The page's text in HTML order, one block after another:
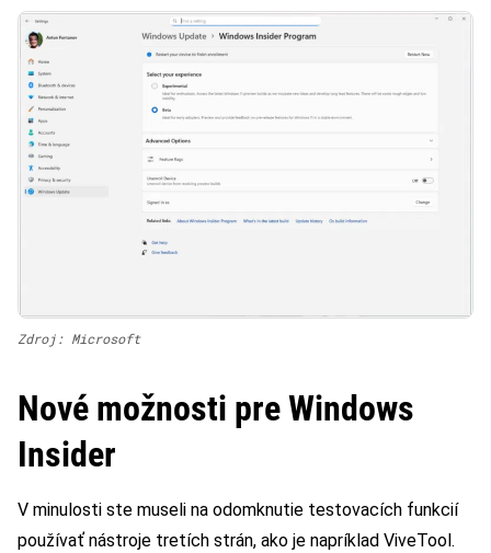
Zdroj: Microsoft
Nové možnosti pre Windows
Insider
V minulosti ste museli na odomknutie testovacích funkcií
používať nástroje tretích strán, ako je napríklad ViveTool.